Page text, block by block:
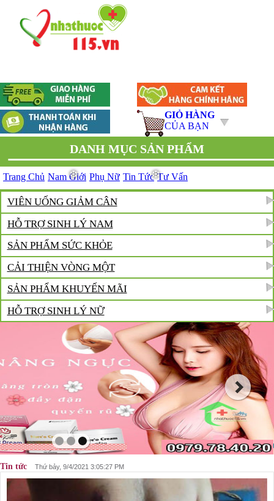
GIỎ HÀNG
CỦA BẠN
DANH MỤC SẢN PHẨM
Trang Chủ Nam Giới Phụ Nữ Tin Tức Tư Vấn
VIÊN UỐNG GIẢM CÂN
HỖ TRỢ SINH LÝ NAM
SẢN PHẨM SỨC KHỎE
CẢI THIỆN VÒNG MỘT
SẢN PHẨM KHUYẾN MÃI
HỖ TRỢ SINH LÝ NỮ
Tin tức Thứ bảy, 9/4/2021 3:05:27 PM